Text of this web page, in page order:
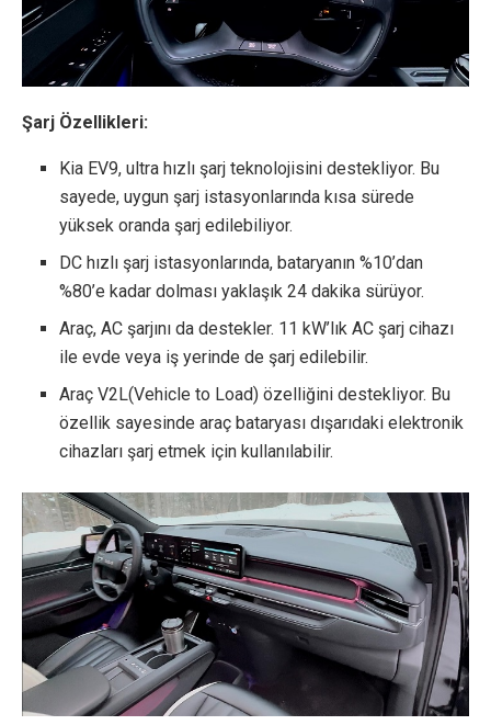
Şarj Özellikleri:
Kia EV9, ultra hızlı şarj teknolojisini destekliyor. Bu
sayede, uygun şarj istasyonlarında kısa sürede
yüksek oranda şarj edilebiliyor.
DC hızlı şarj istasyonlarında, bataryanın %10’dan
%80’e kadar dolması yaklaşık 24 dakika sürüyor.
Araç, AC şarjını da destekler. 11 kW’lık AC şarj cihazı
ile evde veya iş yerinde de şarj edilebilir.
Araç V2L(Vehicle to Load) özelliğini destekliyor. Bu
özellik sayesinde araç bataryası dışarıdaki elektronik
cihazları şarj etmek için kullanılabilir.